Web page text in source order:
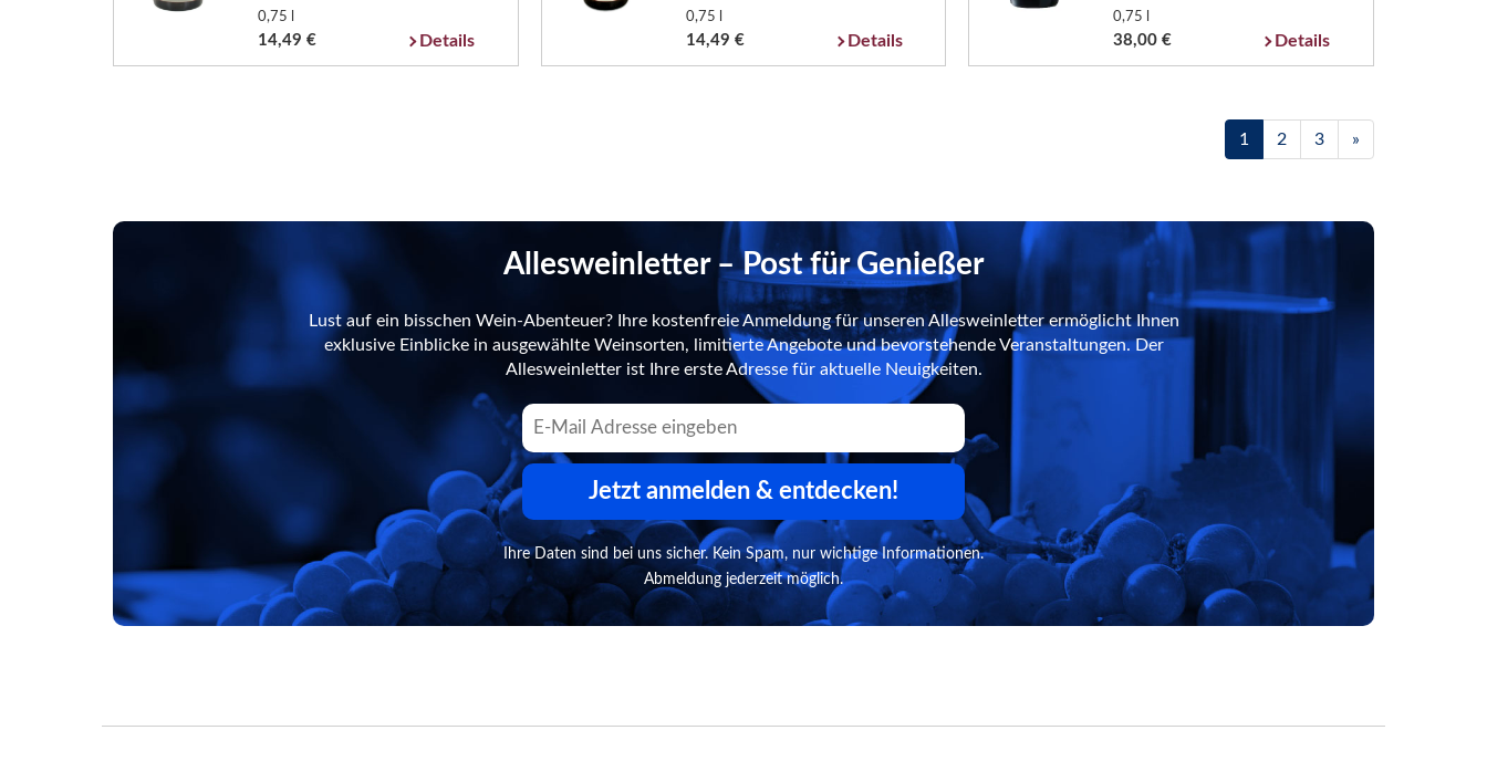
0,75 l
14,49 € Details
0,75 l
14,49 € Details
0,75 l
38,00 € Details
1 2 3 »
Allesweinletter – Post für Genießer
Lust auf ein bisschen Wein-Abenteuer? Ihre kostenfreie Anmeldung für unseren Allesweinletter ermöglicht Ihnen
exklusive Einblicke in ausgewählte Weinsorten, limitierte Angebote und bevorstehende Veranstaltungen. Der
Allesweinletter ist Ihre erste Adresse für aktuelle Neuigkeiten.
Jetzt anmelden & entdecken!
Ihre Daten sind bei uns sicher. Kein Spam, nur wichtige Informationen.
Abmeldung jederzeit möglich.